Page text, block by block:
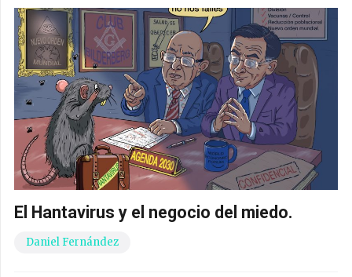
El Hantavirus y el negocio del miedo.
Daniel Fernández